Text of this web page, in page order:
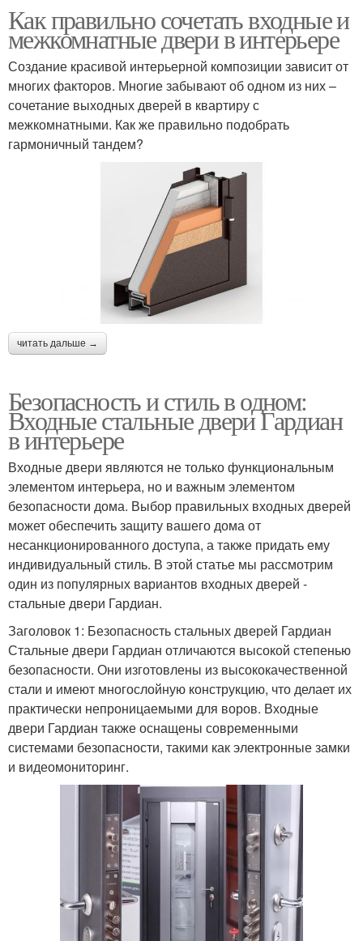
Как правильно сочетать входные и
межкомнатные двери в интерьере
Создание красивой интерьерной композиции зависит от
многих факторов. Многие забывают об одном из них –
сочетание выходных дверей в квартиру с
межкомнатными. Как же правильно подобрать
гармоничный тандем?
читать дальше →
Безопасность и стиль в одном:
Входные стальные двери Гардиан
в интерьере
Входные двери являются не только функциональным
элементом интерьера, но и важным элементом
безопасности дома. Выбор правильных входных дверей
может обеспечить защиту вашего дома от
несанкционированного доступа, а также придать ему
индивидуальный стиль. В этой статье мы рассмотрим
один из популярных вариантов входных дверей -
стальные двери Гардиан.
Заголовок 1: Безопасность стальных дверей Гардиан
Стальные двери Гардиан отличаются высокой степенью
безопасности. Они изготовлены из высококачественной
стали и имеют многослойную конструкцию, что делает их
практически непроницаемыми для воров. Входные
двери Гардиан также оснащены современными
системами безопасности, такими как электронные замки
и видеомониторинг.